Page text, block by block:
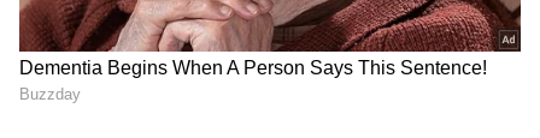
ನೀಡುತ್ತದೆ.
ಇದಕ್ಕಾಗಿಯೇ ಭಾರತೀಯ ರೈಲ್ವೆ ಇದನ್ನು ಒಂದು-ನಿಲುಗಡೆ